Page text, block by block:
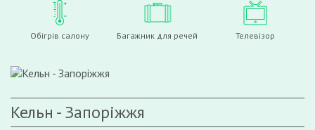
Обігрів салону Багажник для речей Телевізор
Кельн - Запоріжжя